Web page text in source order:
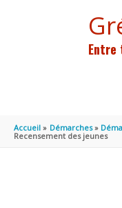
Accueil Démarches
Recensement des jeunes